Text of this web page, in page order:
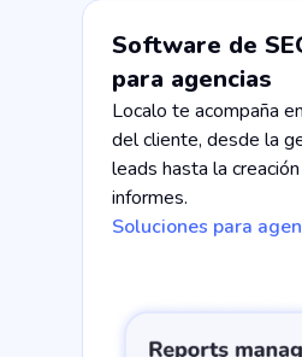
Software de
para agencias
Localo te acompaña
del cliente, desde la
leads hasta la
informes.
Soluciones para